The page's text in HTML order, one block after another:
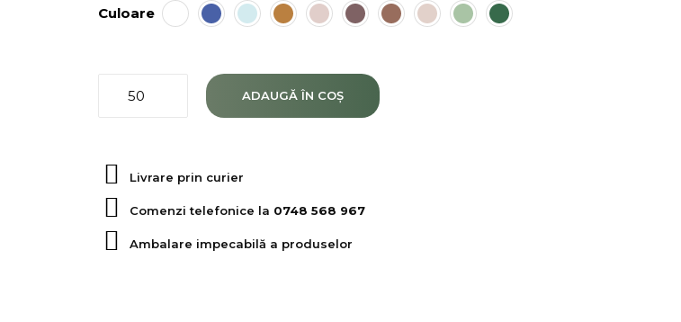
Culoare
Sigilii
Wreath
ADAUGĂ ÎN COȘ
Livrare prin curier
Comenzi telefonice la 0748 568 967
Ambalare impecabilă a produselor